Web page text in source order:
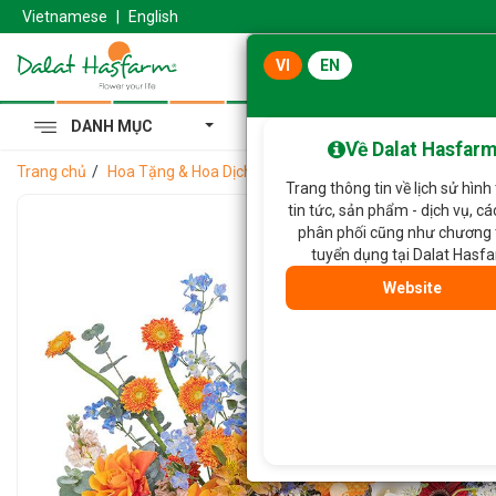
Vietnamese English
DANH MỤC
Trang chủ Hoa Tặng & Hoa Dịch Vụ
VI EN
Về Dalat Hasfarm
Trang thông tin về lịch sử hình
tin tức, sản phẩm - dịch vụ,
phân phối cũng như chương
tuyển dụng tại Dalat
Website